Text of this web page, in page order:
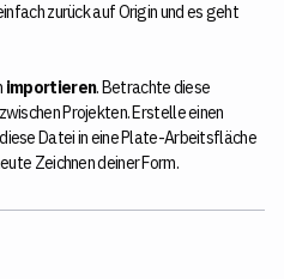
zurück auf Origin und es geht
importieren. Betrachte diese
Projekten. Erstelle einen
Datei in eine Plate-Arbeitsfläche
Zeichnen deiner Form.